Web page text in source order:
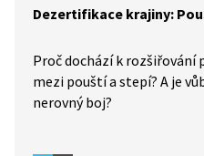
Dezertifikace krajiny:
Proč dochází k rozšiřování
mezi pouští a stepí? A je vůbec možné zastavit jejich
nerovný boj?